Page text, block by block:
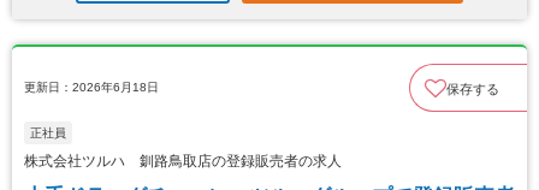
更新日：2026年6月18日 保存する
正社員
株式会社ツルハ 釧路鳥取店の登録販売者の求人